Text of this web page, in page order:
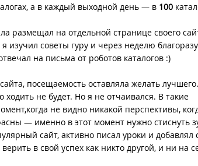
а в каждый выходной день — в 100
размещал на отдельной странице своего
изучил советы гуру и через неделю
на письма от роботов каталогов :)
посещаемость оставляла желать лучшего.
не будет. Но я не отчаивался. В такие
не видно никакой перспективы,
— именно в этот момент нужно стиснуть
сайт, активно писал уроки и добавлял
в свой успех как никто другой, и ни на